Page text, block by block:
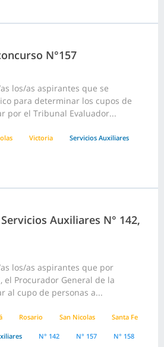
N°157
los/as aspirantes que se
para determinar los cupos de
por el Tribunal Evaluador...
Victoria Servicios Auxiliares
Auxiliares N° 142,
los/as aspirantes que por
el Procurador General de la
al cupo de personas a...
Rosario San Nicolas Santa Fe
N° 142 N° 157 N° 158